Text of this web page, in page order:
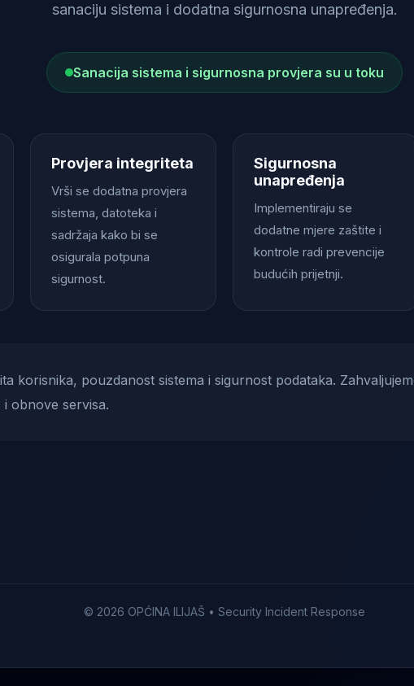
sanaciju sistema i dodatna sigurnosna unapređenja.
Sanacija sistema i sigurnosna provjera su u toku
Provjera integriteta
Vrši se dodatna provjera
sistema, datoteka i
sadržaja kako bi se
osigurala potpuna
sigurnost.
Sigurnosna
unapređenja
Implementiraju se
dodatne mjere zaštite i
kontrole radi prevencije
budućih prijetnji.
korisnika, pouzdanost sistema i sigurnost podataka.
obnove servisa.
© 2026 OPĆINA ILIJAŠ • Security Incident Response